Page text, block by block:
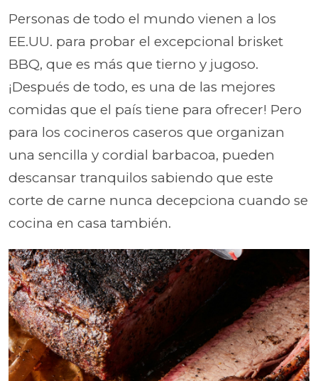
Personas de todo el mundo vienen a los
EE.UU. para probar el excepcional brisket
BBQ, que es más que tierno y jugoso.
¡Después de todo, es una de las mejores
comidas que el país tiene para ofrecer! Pero
para los cocineros caseros que organizan
una sencilla y cordial barbacoa, pueden
descansar tranquilos sabiendo que este
corte de carne nunca decepciona cuando se
cocina en casa también.